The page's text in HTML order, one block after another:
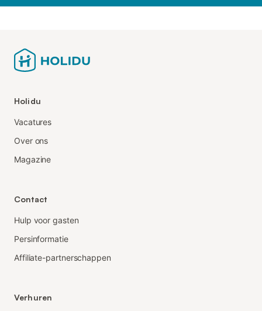
Holidu
Vacatures
Over ons
Magazine
Contact
Hulp voor gasten
Persinformatie
Affiliate-partnerschappen
Verhuren